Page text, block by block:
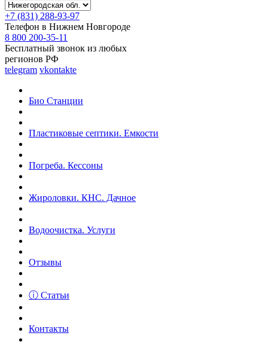
+7 (831) 288-93-97
Телефон в Нижнем Новгороде
8 800 200-35-11
Бесплатный звонок из любых
регионов РФ
telegram vkontakte
Био Станции
Пластиковые септики. Емкости
Погреба. Кессоны
Жироловки. КНС. Дачное
Водоочистка. Услуги
Отзывы
ⓘ Статьи
Контакты